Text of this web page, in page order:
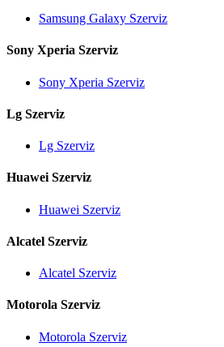
Samsung Galaxy Szerviz
Sony Xperia Szerviz
Sony Xperia Szerviz
Lg Szerviz
Lg Szerviz
Huawei Szerviz
Huawei Szerviz
Alcatel Szerviz
Alcatel Szerviz
Motorola Szerviz
Motorola Szerviz